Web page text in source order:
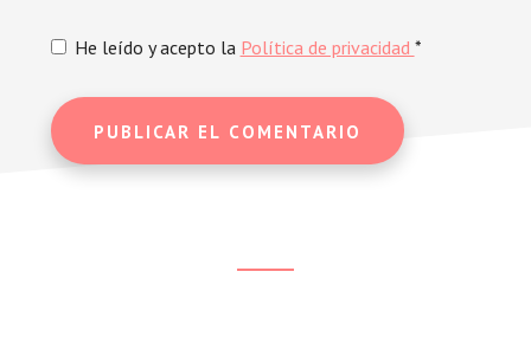
He leído y acepto la Política de privacidad *